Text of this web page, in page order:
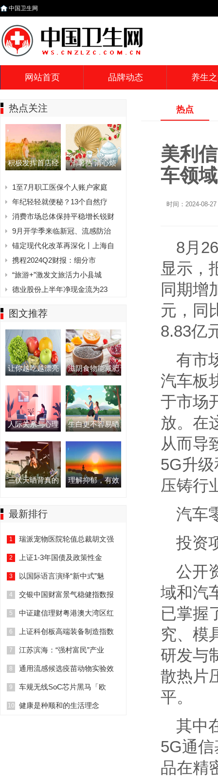
中国卫生网
网站首页 品牌动态 养生
热点关注
积极发挥首店经 消暑热 清心烦
1至7月职工医保个人账户家庭
年纪轻轻就便秘？13个自然疗
消费市场总体保持平稳增长锐财
9月开学季来临新冠、流感防治
锚定现代化改革再深化丨上海自
携程2024Q2财报：细分市
“旅游+”激发文旅活力小县城
德业股份上半年净现金流为23
图文推荐
让你越吃越漂亮 滋阴食物能减肥
人际关系与心理 生白更不容易晒
三伏天晒背真的 理解抑郁，有效
最新排行
1 瑞派宠物医院轮值总裁胡文强
2 上证1-3年国债及政策性金
3 以国际语言演绎“新中式”魅
4 交银中国财富景气稳健指数报
5 中证建信理财粤港澳大湾区红
6 上证科创板高端装备制造指数
7 江苏滨海：“强村富民”产业
8 通用流感候选疫苗动物实验效
9 车规无线SoC芯片黑马「欧
10 健康是种顺和的生活理念
热点
美利
车领
时间：2024-08-
8月
显示，
同期增
元，同
8.83亿
有市
汽车板
于市场
放。在
从而导
5G升
压铸行
汽车
投资
公开
域和汽
已掌握
究、模
研发与
散热片
平。
其中
5G通
品在精